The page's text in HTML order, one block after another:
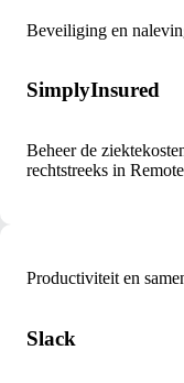
Beveiliging en
SimplyInsured
Beheer de
rechtstreeks in
Productiviteit en
Slack